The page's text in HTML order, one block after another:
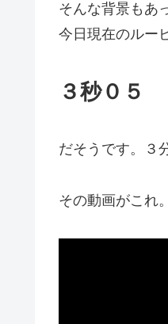
そんな背景もあ
今日現在のルー
３秒０５
だそうです。３
その動画がこれ。